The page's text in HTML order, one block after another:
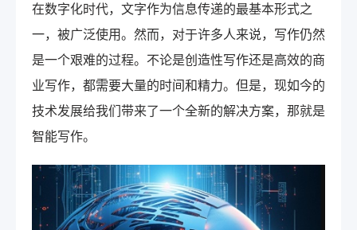
在数字化时代，文字作为信息传递的最基本形式之
一，被广泛使用。然而，对于许多人来说，写作仍然
是一个艰难的过程。不论是创造性写作还是高效的商
业写作，都需要大量的时间和精力。但是，现如今的
技术发展给我们带来了一个全新的解决方案，那就是
智能写作。